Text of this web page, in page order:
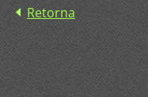
Retorna